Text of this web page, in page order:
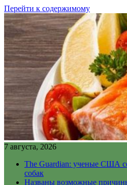
Перейти к содержимому
7 августа, 2026
The Guardian: ученые США
собак
Названы возможные